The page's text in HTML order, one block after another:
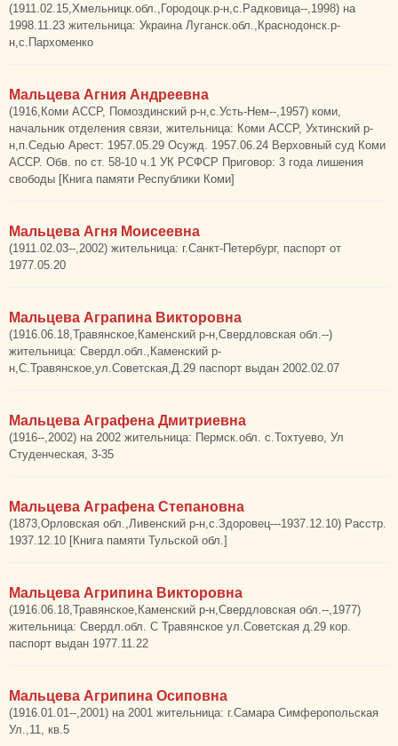
(1911.02.15,Хмельницк.обл.,Городоцк.р-н,с.Радковица--,1998) на
1998.11.23 жительница: Украина Луганск.обл.,Краснодонск.р-
н,с.Пархоменко
Мальцева Агния Андреевна
(1916,Коми АССР, Помоздинский р-н,с.Усть-Нем--,1957) коми,
начальник отделения связи, жительница: Коми АССР, Ухтинский р-
н,п.Седью Арест: 1957.05.29 Осужд. 1957.06.24 Верховный суд Коми
АССР. Обв. по ст. 58-10 ч.1 УК РСФСР Приговор: 3 года лишения
свободы [Книга памяти Республики Коми]
Мальцева Агня Моисеевна
(1911.02.03--,2002) жительница: г.Санкт-Петербург, паспорт от
1977.05.20
Мальцева Аграпина Викторовна
(1916.06.18,Травянское,Каменский р-н,Свердловская обл.--)
жительница: Свердл.обл.,Каменский р-
н,С.Травянское,ул.Советская,Д.29 паспорт выдан 2002.02.07
Мальцева Аграфена Дмитриевна
(1916--,2002) на 2002 жительница: Пермск.обл. с.Тохтуево, Ул
Студенческая, 3-35
Мальцева Аграфена Степановна
(1873,Орловская обл.,Ливенский р-н,с.Здоровец---1937.12.10) Расстр.
1937.12.10 [Книга памяти Тульской обл.]
Мальцева Агрипина Викторовна
(1916.06.18,Травянское,Каменский р-н,Свердловская обл.--,1977)
жительница: Свердл.обл. С Травянское ул.Советская д.29 кор.
паспорт выдан 1977.11.22
Мальцева Агрипина Осиповна
(1916.01.01--,2001) на 2001 жительница: г.Самара Симферопольская
Ул.,11, кв.5